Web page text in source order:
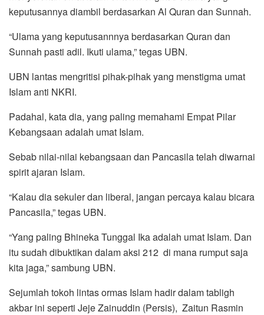
keputusannya diambil berdasarkan Al Quran dan Sunnah.
“Ulama yang keputusannnya berdasarkan Quran dan
Sunnah pasti adil. Ikuti ulama,” tegas UBN.
UBN lantas mengritisi pihak-pihak yang menstigma umat
Islam anti NKRI.
Padahal, kata dia, yang paling memahami Empat Pilar
Kebangsaan adalah umat Islam.
Sebab nilai-nilai kebangsaan dan Pancasila telah diwarnai
spirit ajaran Islam.
“Kalau dia sekuler dan liberal, jangan percaya kalau bicara
Pancasila,” tegas UBN.
“Yang paling Bhineka Tunggal Ika adalah umat Islam. Dan
itu sudah dibuktikan dalam aksi 212 di mana rumput saja
kita jaga,” sambung UBN.
Sejumlah tokoh lintas ormas Islam hadir dalam tabligh
akbar ini seperti Jeje Zainuddin (Persis), Zaitun Rasmin